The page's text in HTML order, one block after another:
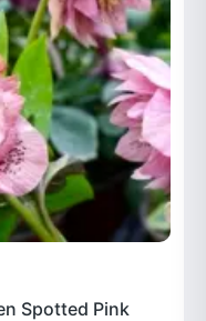
Spotted Pink